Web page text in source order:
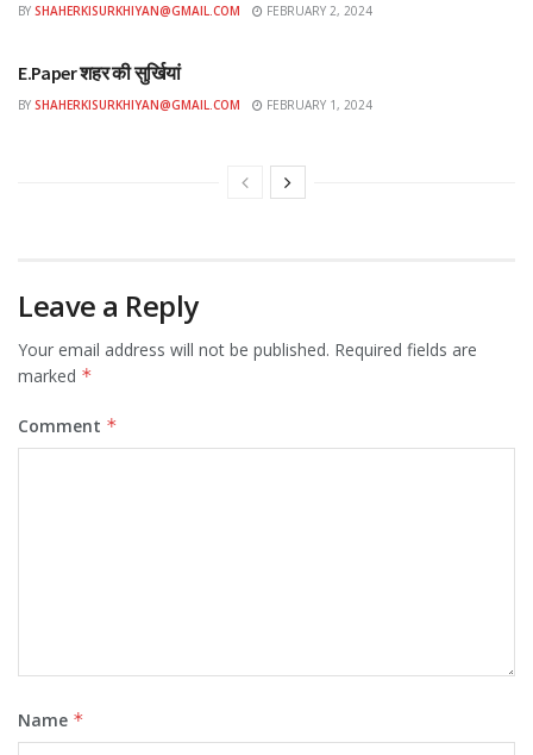
BY SHAHERKISURKHIYAN@GMAIL.COM FEBRUARY 2, 2024
E.Paper शहर की सुर्खियां
BY SHAHERKISURKHIYAN@GMAIL.COM FEBRUARY 1, 2024
Leave a Reply
Your email address will not be published. Required fields are
marked *
Comment *
Name *